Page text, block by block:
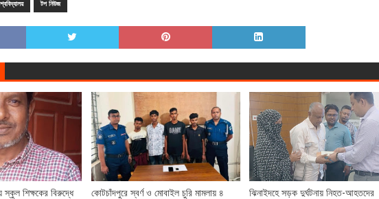
টপ নিউজ
স্কুল শিক্ষকের বিরুদ্ধে
কোটচাঁদপুরে স্বর্ণ ও মোবাইল চুরি মামলায় ৪
ঝিনাইদহে সড়ক দুর্ঘটনায় নিহত-আহতদের